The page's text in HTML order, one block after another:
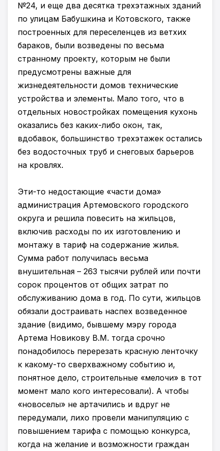
№24, и еще два десятка трехэтажных зданий
по улицам Бабушкина и Котовского, также
построенных для переселенцев из ветхих
бараков, были возведены по весьма
странному проекту, которым не были
предусмотрены важные для
жизнедеятельности домов технические
устройства и элементы. Мало того, что в
отдельных новостройках помещения кухонь
оказались без каких-либо окон, так,
вдобавок, большинство трехэтажек остались
без водосточных труб и снеговых барьеров
на кровлях.
Эти-то недостающие «части дома»
администрация Артемовского городского
округа и решила повесить на жильцов,
включив расходы по их изготовлению и
монтажу в тариф на содержание жилья.
Сумма работ получилась весьма
внушительная – 263 тысячи рублей или почти
сорок процентов от общих затрат по
обслуживанию дома в год. По сути, жильцов
обязали достраивать наспех возведенное
здание (видимо, бывшему мэру города
Артема Новикову В.М. тогда срочно
понадобилось перерезать красную ленточку
к какому-то сверхважному событию и,
понятное дело, строительные «мелочи» в тот
момент мало кого интересовали). А чтобы
«новоселы» не артачились и вдруг не
передумали, лихо провели манипуляцию с
повышением тарифа с помощью конкурса,
когда на желание и возможности граждан